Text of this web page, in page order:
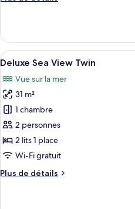
le
type
de
Garden
villa
Afficher
toutes
les
photos
pour
ce
type
de
chambre :
Deluxe
18
Deluxe Sea View Twin
Vue sur la mer
31 m²
1 chambre
2 personnes
2 lits 1 place
Wi-Fi gratuit
Plus de détails
Plus